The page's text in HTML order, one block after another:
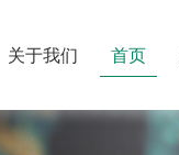
关于我们 首页